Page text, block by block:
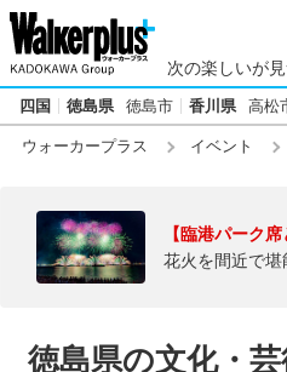
次の楽しいが見
四国 徳島県 徳島市 香川県 高松
ウォーカープラス イベント
【臨港パーク
花火を間近で
徳島県の文化・芸